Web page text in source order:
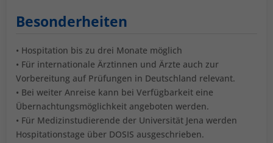
Besonderheiten
• Hospitation bis zu drei Monate möglich
• Für internationale Ärztinnen und Ärzte auch zur
Vorbereitung auf Prüfungen in Deutschland relevant.
• Bei weiter Anreise kann bei Verfügbarkeit eine
Übernachtungsmöglichkeit angeboten werden.
• Für Medizinstudierende der Universität Jena werden
Hospitationstage über DOSIS ausgeschrieben.